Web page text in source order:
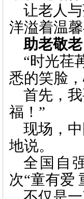
让老人
洋溢着温馨
助老敬
“时光荏
悉的笑脸
首先，
福！”
现场，
地说。
全国自
次“童有爱